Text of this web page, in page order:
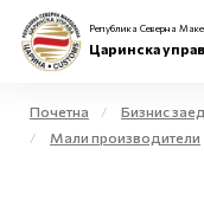
Република Северна
Царинска
Почетна Бизнис
Мали производители